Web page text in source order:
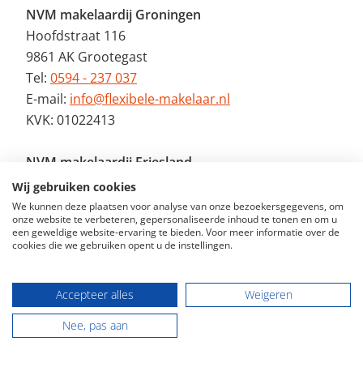
NVM makelaardij Groningen
Hoofdstraat 116
9861 AK Grootegast
Tel: 0594 - 237 037
E-mail: info@flexibele-makelaar.nl
KVK: 01022413
NVM makelaardij Friesland
Jan Binneslaan 2a
9231 CB Surhuisterveen
Tel:0512 - 369 122
E-mail:info@flexibele-makelaar.nl
Wij gebruiken cookies
We kunnen deze plaatsen voor analyse van onze bezoekersgegevens, om
onze website te verbeteren, gepersonaliseerde inhoud te tonen en om u
een geweldige website-ervaring te bieden. Voor meer informatie over de
cookies die we gebruiken opent u de instellingen.
Accepteer alles
Weigeren
Nee, pas aan